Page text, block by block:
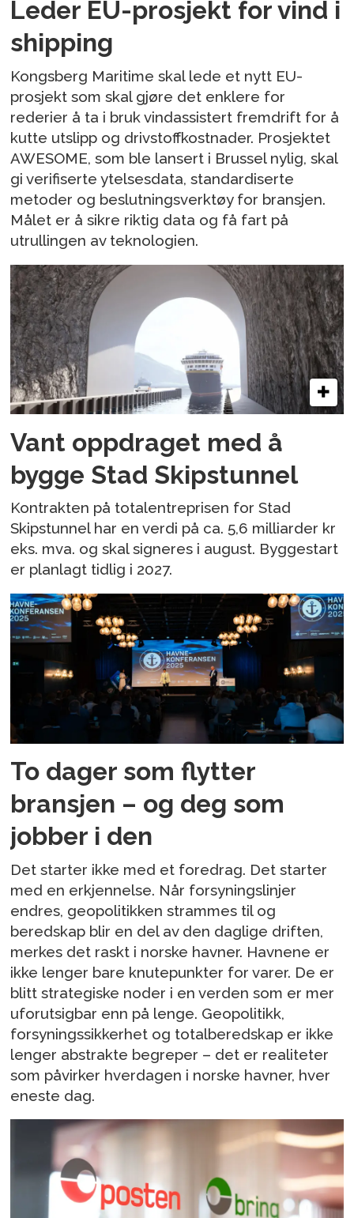
Leder EU-prosjekt for vind i
shipping
Kongsberg Maritime skal lede et nytt EU-
prosjekt som skal gjøre det enklere for
rederier å ta i bruk vindassistert fremdrift for å
kutte utslipp og drivstoffkostnader. Prosjektet
AWESOME, som ble lansert i Brussel nylig, skal
gi verifiserte ytelsesdata, standardiserte
metoder og beslutningsverktøy for bransjen.
Målet er å sikre riktig data og få fart på
utrullingen av teknologien.
Vant oppdraget med å
bygge Stad Skipstunnel
Kontrakten på totalentreprisen for Stad
Skipstunnel har en verdi på ca. 5,6 milliarder kr
eks. mva. og skal signeres i august. Byggestart
er planlagt tidlig i 2027.
To dager som flytter
bransjen – og deg som
jobber i den
Det starter ikke med et foredrag. Det starter
med en erkjennelse. Når forsyningslinjer
endres, geopolitikken strammes til og
beredskap blir en del av den daglige driften,
merkes det raskt i norske havner. Havnene er
ikke lenger bare knutepunkter for varer. De er
blitt strategiske noder i en verden som er mer
uforutsigbar enn på lenge. Geopolitikk,
forsyningssikkerhet og totalberedskap er ikke
lenger abstrakte begreper – det er realiteter
som påvirker hverdagen i norske havner, hver
eneste dag.